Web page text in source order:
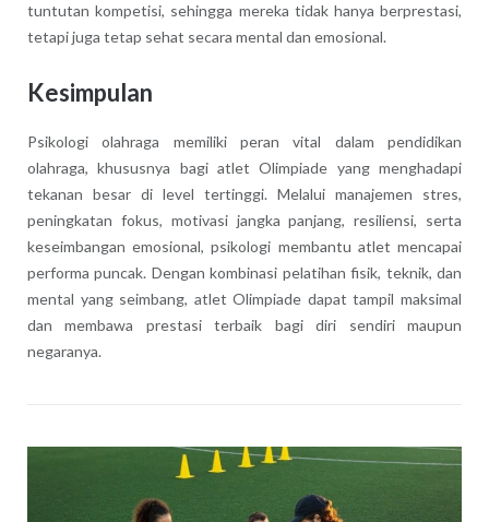
tuntutan kompetisi, sehingga mereka tidak hanya berprestasi,
tetapi juga tetap sehat secara mental dan emosional.
Kesimpulan
Psikologi olahraga memiliki peran vital dalam pendidikan
olahraga, khususnya bagi atlet Olimpiade yang menghadapi
tekanan besar di level tertinggi. Melalui manajemen stres,
peningkatan fokus, motivasi jangka panjang, resiliensi, serta
keseimbangan emosional, psikologi membantu atlet mencapai
performa puncak. Dengan kombinasi pelatihan fisik, teknik, dan
mental yang seimbang, atlet Olimpiade dapat tampil maksimal
dan membawa prestasi terbaik bagi diri sendiri maupun
negaranya.